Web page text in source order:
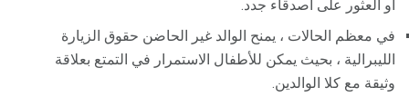
أو العثور على أصدقاء جدد.
في معظم الحالات ، يمنح الوالد غير الحاضن حقوق الزيارة
الليبرالية ، بحيث يمكن للأطفال الاستمرار في التمتع بعلاقة
وثيقة مع كلا الوالدين.